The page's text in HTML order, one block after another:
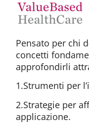
Pensato per chi
concetti
approfondirli
1.Strumenti per
2.Strategie per
applicazione.